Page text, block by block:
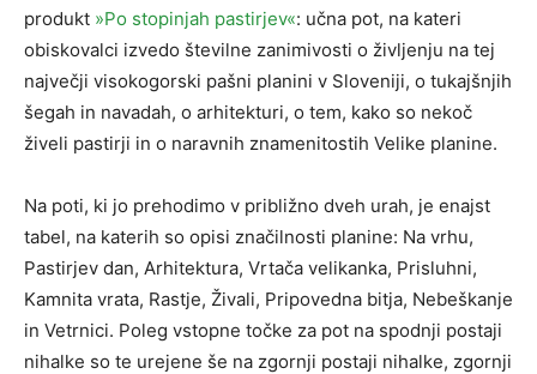
produkt »Po stopinjah pastirjev«: učna pot, na kateri
obiskovalci izvedo številne zanimivosti o življenju na tej
največji visokogorski pašni planini v Sloveniji, o tukajšnjih
šegah in navadah, o arhitekturi, o tem, kako so nekoč
živeli pastirji in o naravnih znamenitostih Velike planine.
Na poti, ki jo prehodimo v približno dveh urah, je enajst
tabel, na katerih so opisi značilnosti planine: Na vrhu,
Pastirjev dan, Arhitektura, Vrtača velikanka, Prisluhni,
Kamnita vrata, Rastje, Živali, Pripovedna bitja, Nebeškanje
in Vetrnici. Poleg vstopne točke za pot na spodnji postaji
nihalke so te urejene še na zgornji postaji nihalke, zgornji